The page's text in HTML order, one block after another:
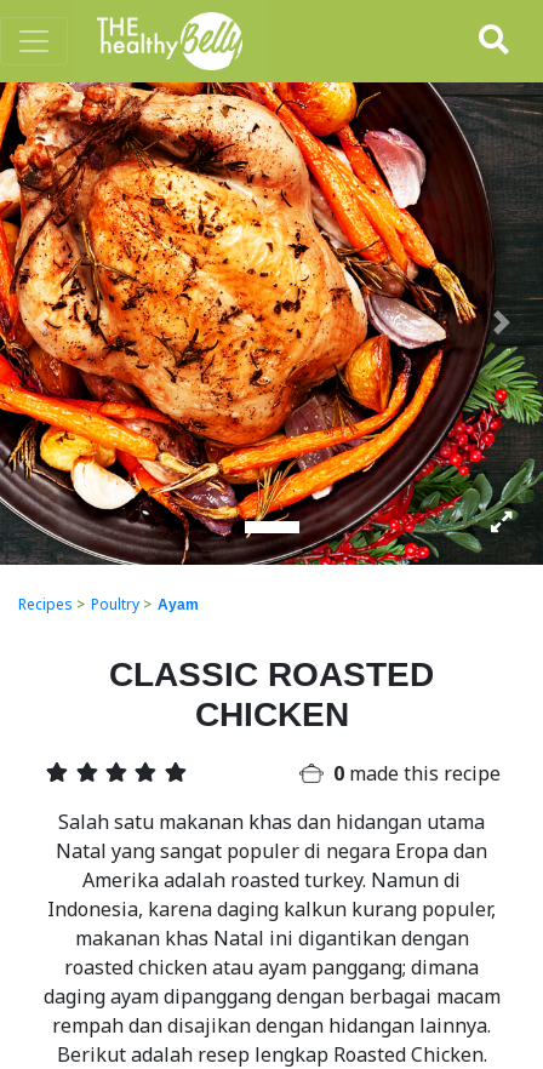
Previous Next
Recipes > Poultry > Ayam
CLASSIC ROASTED
CHICKEN
0 made this recipe
Salah satu makanan khas dan hidangan utama
Natal yang sangat populer di negara Eropa dan
Amerika adalah roasted turkey. Namun di
Indonesia, karena daging kalkun kurang populer,
makanan khas Natal ini digantikan dengan
roasted chicken atau ayam panggang; dimana
daging ayam dipanggang dengan berbagai macam
rempah dan disajikan dengan hidangan lainnya.
Berikut adalah resep lengkap Roasted Chicken.